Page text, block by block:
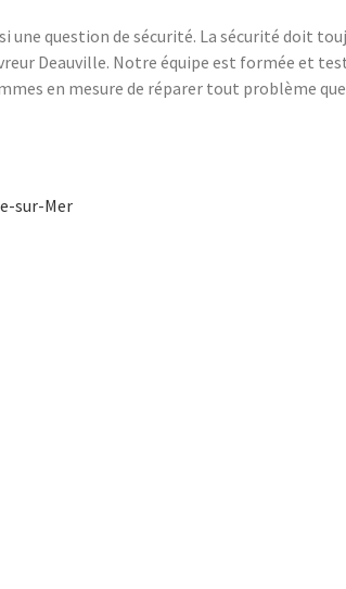
question de sécurité. La sécurité doit
Deauville. Notre équipe est formée et
en mesure de réparer tout problème
sur-Mer